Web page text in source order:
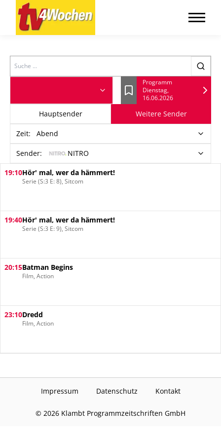
Search
Lesezeichen
Programm
Dienstag,
16.06.2026
Hauptsender Weitere Sender
Zeit: Abend
Sender: NITRO
19:10Hör' mal, wer da hämmert!
Serie (S:3 E: 8), Sitcom
19:40Hör' mal, wer da hämmert!
Serie (S:3 E: 9), Sitcom
20:15Batman Begins
Film, Action
23:10Dredd
Film, Action
Impressum Datenschutz Kontakt
© 2026 Klambt Programmzeitschriften GmbH